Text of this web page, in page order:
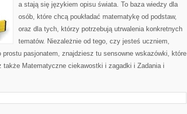
a stają się językiem opisu świata. To baza wiedzy dla
osób, które chcą poukładać matematykę od podstaw,
oraz dla tych, którzy potrzebują utrwalenia konkretnych
tematów. Niezależnie od tego, czy jesteś uczniem,
pasjonatem, znajdziesz tu sensowne wskazówki, które
także Matematyczne ciekawostki i zagadki i Zadania i